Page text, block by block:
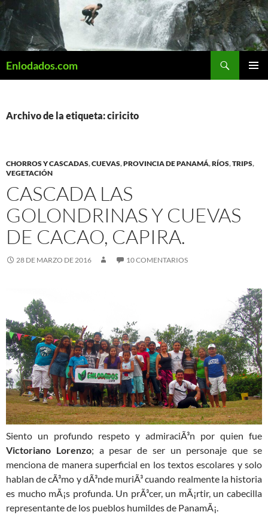
Saltar
al
contenido
Enlodados.com
Archivo de la etiqueta: ciricito
CHORROS Y CASCADAS,CUEVAS,PROVINCIA DE PANAMÁ,RÍOS,TRIPS,
VEGETACIÓN
CASCADA LAS
GOLONDRINAS Y CUEVAS
DE CACAO, CAPIRA.
28 DE MARZO DE 2016 10 COMENTARIOS
Siento un profundo respeto y admiraciÃ³n por quien fue
Victoriano Lorenzo; a pesar de ser un personaje que se
menciona de manera superficial en los textos escolares y solo
hablan de cÃ³mo y dÃ³nde muriÃ³ cuando realmente la historia
es mucho mÃ¡s profunda. Un prÃ³cer, un mÃ¡rtir, un cabecilla
representante de los pueblos humildes de PanamÃ¡.